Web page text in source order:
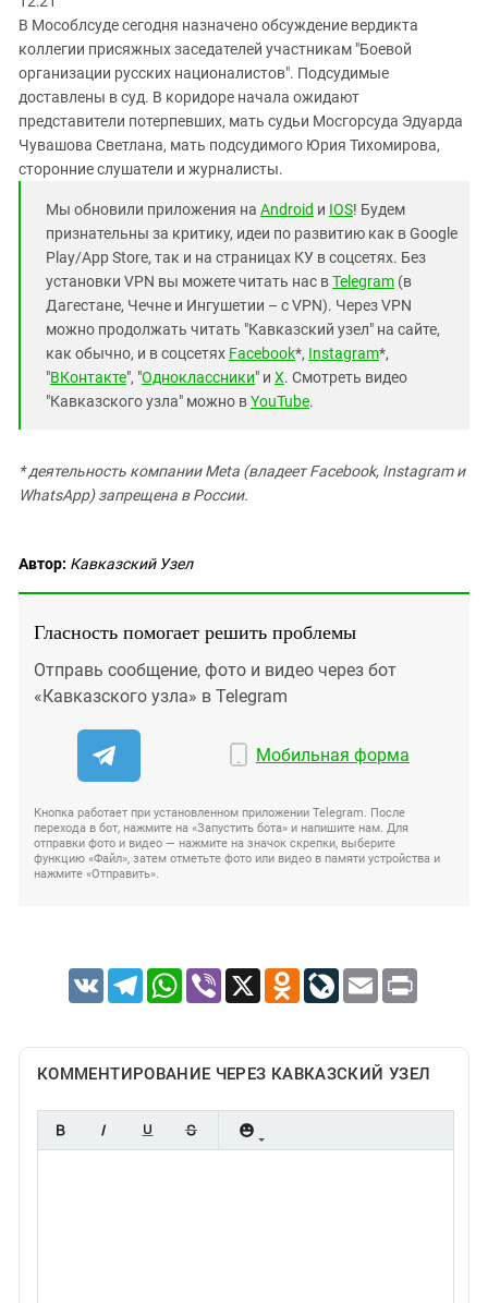
В Мособлсуде сегодня назначено обсуждение вердикта
коллегии присяжных заседателей участникам "Боевой
организации русских националистов". Подсудимые
доставлены в суд. В коридоре начала ожидают
представители потерпевших, мать судьи Мосгорсуда Эдуарда
Чувашова Светлана, мать подсудимого Юрия Тихомирова,
сторонние слушатели и журналисты.
Мы обновили приложения на Android и IOS! Будем
признательны за критику, идеи по развитию как в Google
Play/App Store, так и на страницах КУ в соцсетях. Без
установки VPN вы можете читать нас вTelegram (в
Дагестане, Чечне и Ингушетии – с VPN). Через VPN
можно продолжать читать "Кавказский узел" на сайте,
как обычно, и в соцсетях Facebook*, Instagram*,
"ВКонтакте", "Одноклассники" и X. Смотреть видео
"Кавказского узла" можно вYouTube.
* деятельность компании Meta (владеет Facebook, Instagram и
WhatsApp) запрещена в России.
Автор: Кавказский Узел
Гласность помогает решить проблемы
Отправь сообщение, фото и видео через бот
«Кавказского узла» в Telegram
Мобильная форма
Кнопка работает при установленном приложении Telegram. После
перехода в бот, нажмите на «Запустить бота» и напишите нам. Для
отправки фото и видео — нажмите на значок скрепки, выберите
функцию «Файл», затем отметьте фото или видео в памяти устройства и
нажмите «Отправить».
VK TelegramWhatsApp
Viber X Odnoklassniki
LiveJournal
Email Print
КОММЕНТИРОВАНИЕ ЧЕРЕЗ КАВКАЗСКИЙ УЗЕЛ